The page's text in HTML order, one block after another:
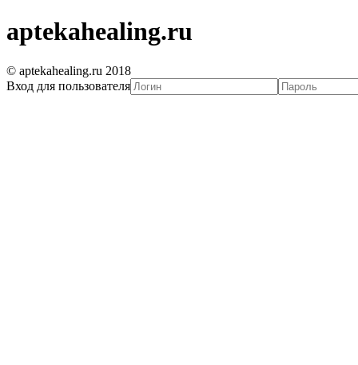
aptekahealing.ru
© aptekahealing.ru 2018
Вход для пользователя